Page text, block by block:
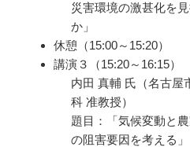
災害環境の激甚化を
か」
休憩（15:00～15:20）
講演３（15:20～16:15）
内田 真輔 氏（名古屋
科 准教授）
題目：「気候変動と
の阻害要因を考える」